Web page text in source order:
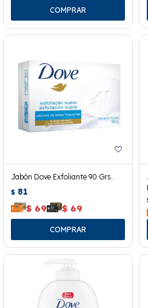
Jabón Dove Exfoliante 90 Grs.
$ 81
$ 69 $ 69